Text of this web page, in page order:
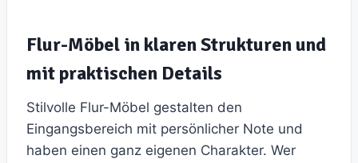
Flur-Möbel in klaren Strukturen und
mit praktischen Details
Stilvolle Flur-Möbel gestalten den
Eingangsbereich mit persönlicher Note und
haben einen ganz eigenen Charakter. Wer